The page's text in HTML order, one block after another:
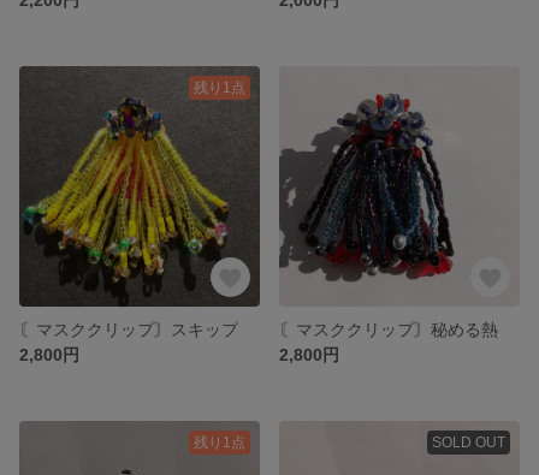
残り1点
〘マスククリップ〙スキップ
2,800円
〘マスククリップ〙秘める熱
2,800円
残り1点 SOLD OUT